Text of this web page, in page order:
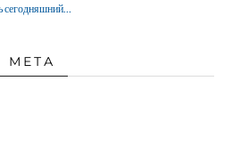
сегодняшний…
МЕТА